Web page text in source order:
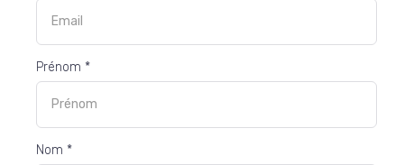
Prénom *
Nom *